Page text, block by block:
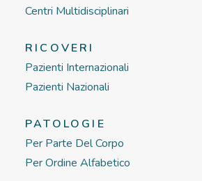
Centri Multidisciplinari
RICOVERI
Pazienti Internazionali
Pazienti Nazionali
PATOLOGIE
Per Parte Del Corpo
Per Ordine Alfabetico